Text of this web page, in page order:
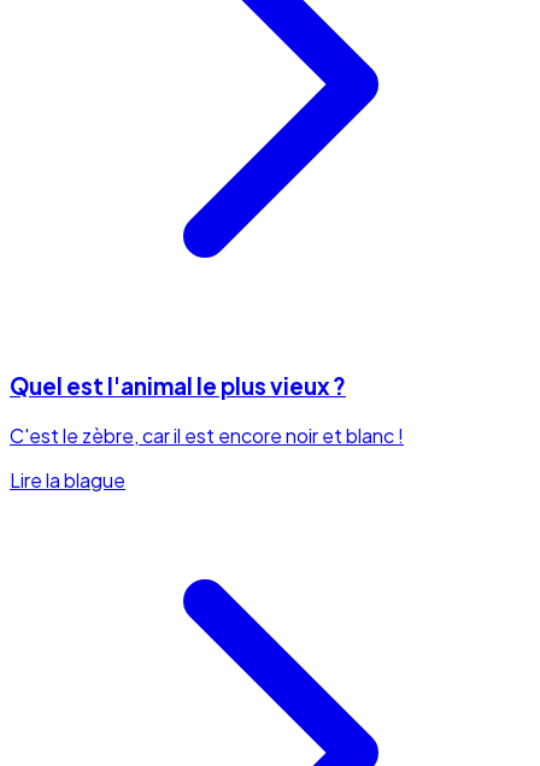
Quel est l'animal le plus vieux ?
C'est le zèbre, car il est encore noir et blanc !
Lire la blague